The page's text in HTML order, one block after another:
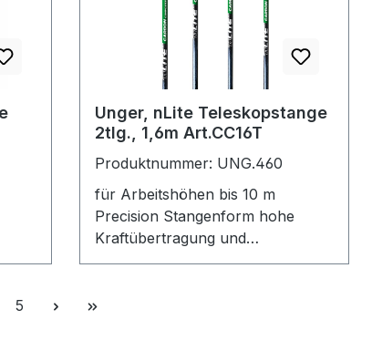
Unger, nLite Teleskopstange
2tlg., 1,6m Art.CC16T
Produktnummer: UNG.460
für Arbeitshöhen bis 10 m
Precision Stangenform hohe
Kraftübertragung und
ergonomisches Arbeiten
Schlauchmanagement
Seite
5